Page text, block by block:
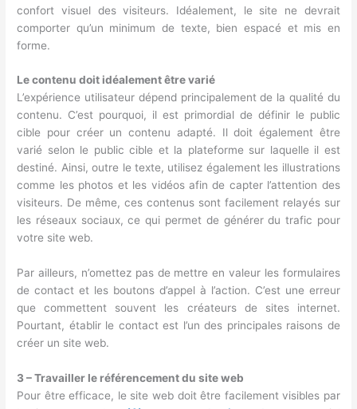
confort visuel des visiteurs. Idéalement, le site ne devrait
comporter qu’un minimum de texte, bien espacé et mis en
forme.
Le contenu doit idéalement être varié
L’expérience utilisateur dépend principalement de la qualité du
contenu. C’est pourquoi, il est primordial de définir le public
cible pour créer un contenu adapté. Il doit également être
varié selon le public cible et la plateforme sur laquelle il est
destiné. Ainsi, outre le texte, utilisez également les illustrations
comme les photos et les vidéos afin de capter l’attention des
visiteurs. De même, ces contenus sont facilement relayés sur
les réseaux sociaux, ce qui permet de générer du trafic pour
votre site web.
Par ailleurs, n’omettez pas de mettre en valeur les formulaires
de contact et les boutons d’appel à l’action. C’est une erreur
que commettent souvent les créateurs de sites internet.
Pourtant, établir le contact est l’un des principales raisons de
créer un site web.
3 – Travailler le référencement du site web
Pour être efficace, le site web doit être facilement visibles par